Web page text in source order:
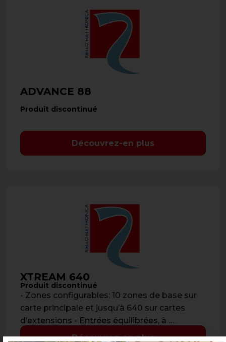
ADVANCE 88
Produit discontinué
Découvrez-en plus
XTREAM 640
Produit discontinué
- Zones configurables: 10 zones de base sur
carte principale et jusqu’à 640 sur cartes
d’extensions - Entrées équilibrées, à …
Découvrez-en plus